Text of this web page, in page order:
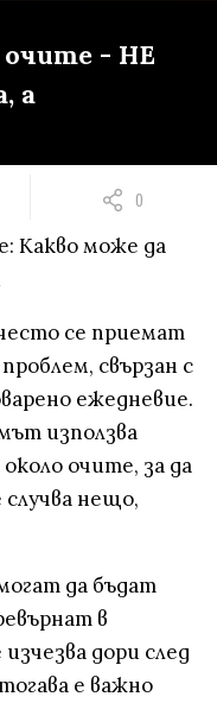
- НЕ
а
0
Какво може да
се приемат
свързан с
ежедневие.
използва
очите, за да
случва нещо,
да бъдат
в
дори след
е важно